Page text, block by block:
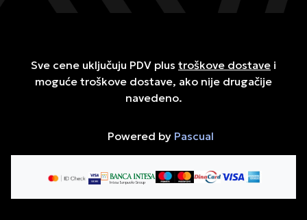
Sve cene uključuju PDV plus troškove dostave i
moguće troškove dostave, ako nije drugačije
navedeno.
Powered by Pascual